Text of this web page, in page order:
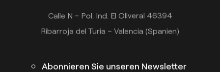
Calle N – Pol. Ind. El Oliveral 46394
Ribarroja del Turia – Valencia (Spanien)
Abonnieren Sie unseren Newsletter